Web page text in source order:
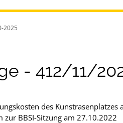
2025
- 412/11/
des
zur BBSI-Sitzung am 27.10.2022